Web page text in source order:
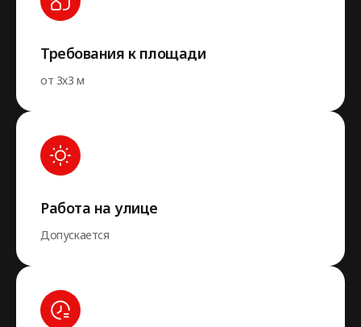
Требования к площади
от 3х3 м
Работа на улице
Допускается